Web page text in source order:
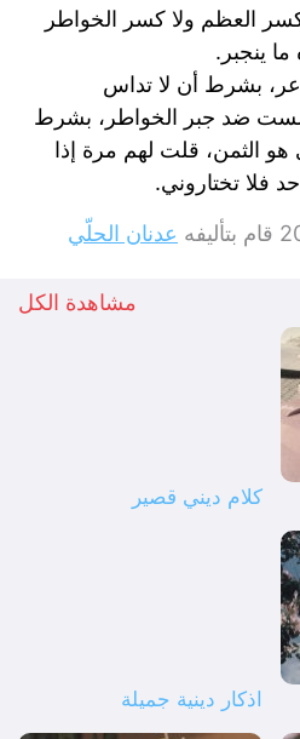
العظم ولا كسر الخواطر
ينجبر.
بشرط أن لا تداس
ضد جبر الخواطر، بشرط
الثمن، قلت لهم مرة إذا
فلا تختاروني.
قام بتأليفه عدنان الحلّي
مشاهدة الكل
كلام ديني قصير
اذكار دينية جميلة